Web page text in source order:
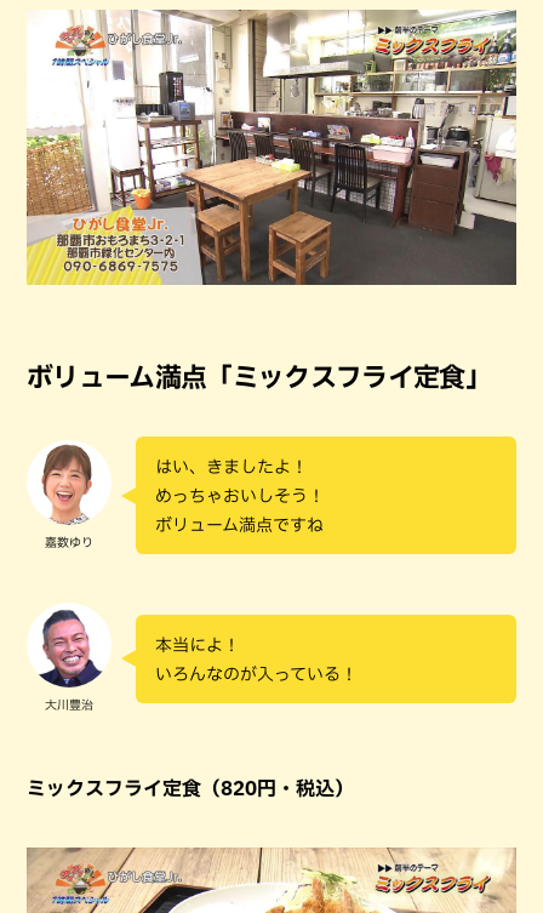
ボリューム満点「ミックスフライ定食」
嘉数ゆり
はい、きましたよ！
めっちゃおいしそう！
ボリューム満点ですね
大川豊治
本当によ！
いろんなのが入っている！
ミックスフライ定食（820円・税込）